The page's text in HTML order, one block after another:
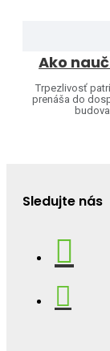
Trpezlivosť
prenáša do
Sledujte nás